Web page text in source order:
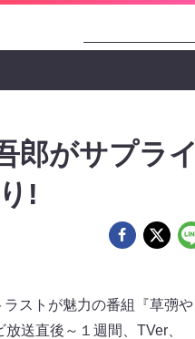
郎がサプライ
!
ストが魅力の番組『草彅や
送直後～１週間、TVer、